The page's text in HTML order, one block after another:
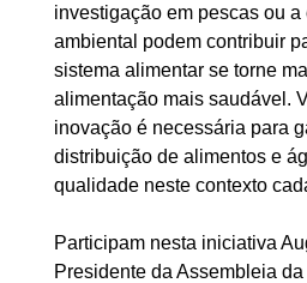
investigação em pescas ou a
ambiental podem contribuir
sistema alimentar se torne
alimentação mais saudável.
inovação é necessária para
distribuição de alimentos e
qualidade neste contexto
Participam nesta iniciativa
Presidente da Assembleia